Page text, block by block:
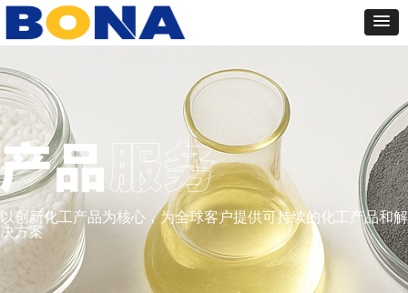
以创新化工产品为核心，为全球客户提供可持续的化工产品和解
决方案